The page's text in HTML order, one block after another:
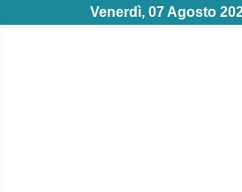
Venerdì, 07 Agosto